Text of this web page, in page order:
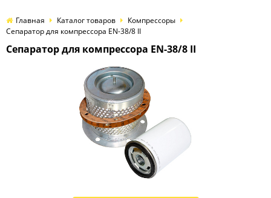
Главная Каталог товаров
Компрессоры
Сепаратор для компрессора EN-38/8 II
Сепаратор для компрессора EN-38/8 II